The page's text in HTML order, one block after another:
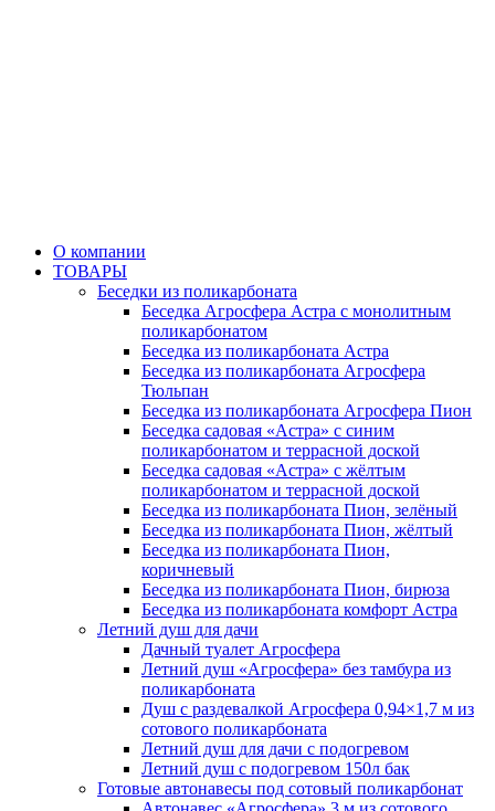
О компании
ТОВАРЫ
Беседки из поликарбоната
Беседка Агросфера Астра с монолитным
поликарбонатом
Беседка из поликарбоната Астра
Беседка из поликарбоната Агросфера
Тюльпан
Беседка из поликарбоната Агросфера Пион
Беседка садовая «Астра» с синим
поликарбонатом и террасной доской
Беседка садовая «Астра» с жёлтым
поликарбонатом и террасной доской
Беседка из поликарбоната Пион, зелёный
Беседка из поликарбоната Пион, жёлтый
Беседка из поликарбоната Пион,
коричневый
Беседка из поликарбоната Пион, бирюза
Беседка из поликарбоната комфорт Астра
Летний душ для дачи
Дачный туалет Агросфера
Летний душ «Агросфера» без тамбура из
поликарбоната
Душ с раздевалкой Агросфера 0,94×1,7 м из
сотового поликарбоната
Летний душ для дачи с подогревом
Летний душ с подогревом 150л бак
Готовые автонавесы под сотовый поликарбонат